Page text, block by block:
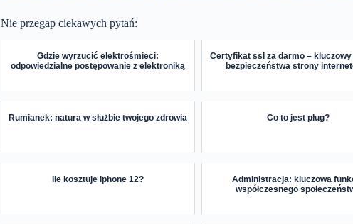
Nie przegap ciekawych pytań:
Gdzie wyrzucić elektrośmieci:
odpowiedzialne postępowanie z elektroniką
Certyfikat ssl za darmo –
bezpieczeństwa strony
Rumianek: natura w służbie twojego zdrowia Co to jest pług?
Ile kosztuje iphone 12?
Administracja: kluczowa
współczesnego